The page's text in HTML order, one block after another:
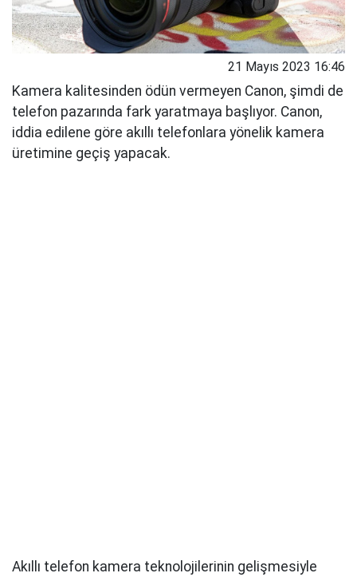
21 Mayıs 2023 16:46
Kamera kalitesinden ödün vermeyen Canon, şimdi de
telefon pazarında fark yaratmaya başlıyor. Canon,
iddia edilene göre akıllı telefonlara yönelik kamera
üretimine geçiş yapacak.
Akıllı telefon kamera teknolojilerinin gelişmesiyle